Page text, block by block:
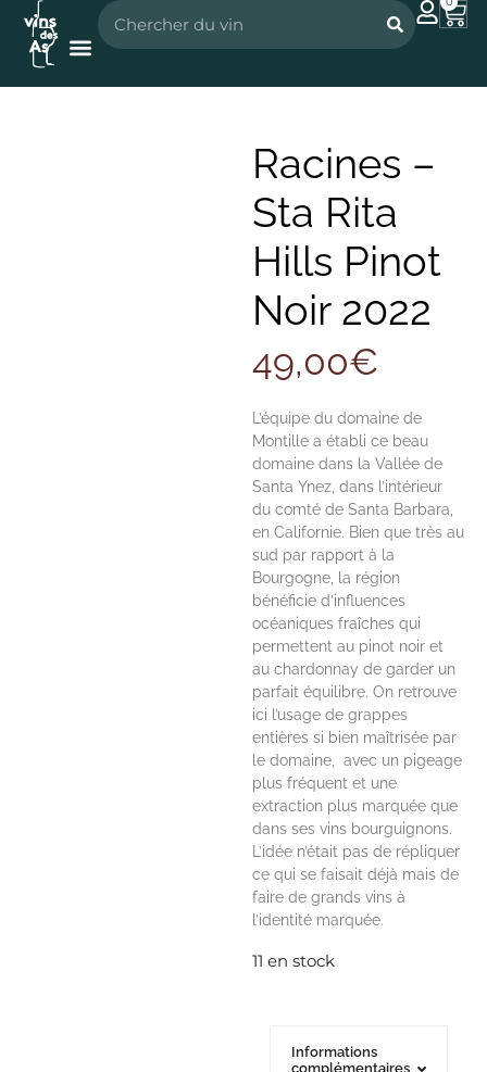
Racines –
Sta Rita
Hills Pinot
Noir 2022
49,00€
L’équipe du domaine de
Montille a établi ce beau
domaine dans la Vallée de
Santa Ynez, dans l’intérieur
du comté de Santa Barbara,
en Californie. Bien que très au
sud par rapport à la
Bourgogne, la région
bénéficie d’influences
océaniques fraîches qui
permettent au pinot noir et
au chardonnay de garder un
parfait équilibre. On retrouve
ici l’usage de grappes
entières si bien maîtrisée par
le domaine, avec un pigeage
plus fréquent et une
extraction plus marquée que
dans ses vins bourguignons.
L’idée n’était pas de répliquer
ce qui se faisait déjà mais de
faire de grands vins à
l’identité marquée.
11 en stock
Informations
complémentaires